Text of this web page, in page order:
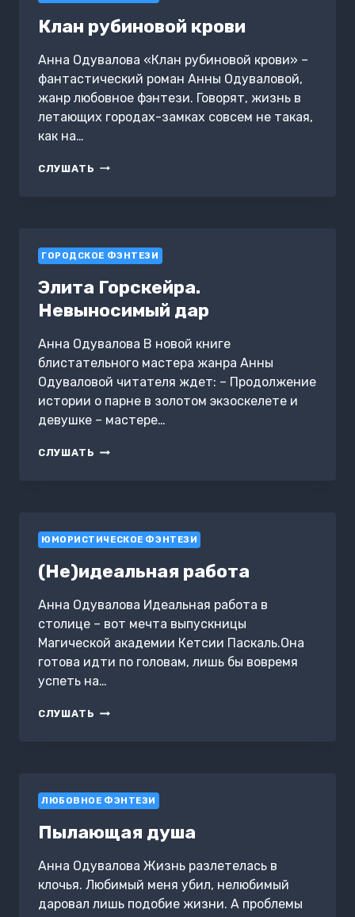
Клан рубиновой крови
Анна Одувалова «Клан рубиновой крови» –
фантастический роман Анны Одуваловой,
жанр любовное фэнтези. Говорят, жизнь в
летающих городах-замках совсем не такая,
как на…
СЛУШАТЬ КЛАН
ГОРОДСКОЕ ФЭНТЕЗИ
Элита Горскейра.
Невыносимый дар
Анна Одувалова В новой книге
блистательного мастера жанра Анны
Одуваловой читателя ждет: – Продолжение
истории о парне в золотом экзоскелете и
девушке – мастере…
СЛУШАТЬ ЭЛИТА
ЮМОРИСТИЧЕСКОЕ ФЭНТЕЗИ
(Не)идеальная работа
Анна Одувалова Идеальная работа в
столице – вот мечта выпускницы
Магической академии Кетсии Паскаль.Она
готова идти по головам, лишь бы вовремя
успеть на…
СЛУШАТЬ (НЕ)ИДЕАЛЬНАЯ
ЛЮБОВНОЕ ФЭНТЕЗИ
Пылающая душа
Анна Одувалова Жизнь разлетелась в
клочья. Любимый меня убил, нелюбимый
даровал лишь подобие жизни. А проблемы